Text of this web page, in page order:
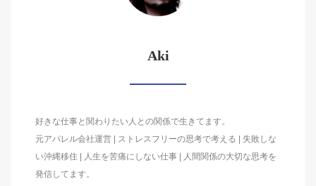
Aki
好きな仕事と関わりたい人との関係で生きてます。
元アパレル会社運営 | ストレスフリーの思考で考える | 失敗しな
い沖縄移住 | 人生を苦痛にしない仕事 | 人間関係の大切な思考を
発信してます。